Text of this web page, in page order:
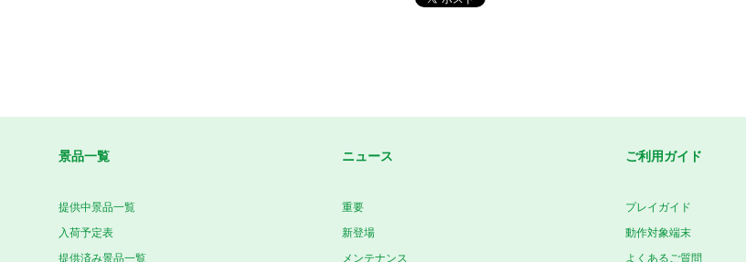
景品一覧
提供中景品一覧
入荷予定表
提供済み景品一覧
ニュース
重要
新登場
メンテナンス
ご利用ガイド
プレイガイド
動作対象端末
よくあるご質問